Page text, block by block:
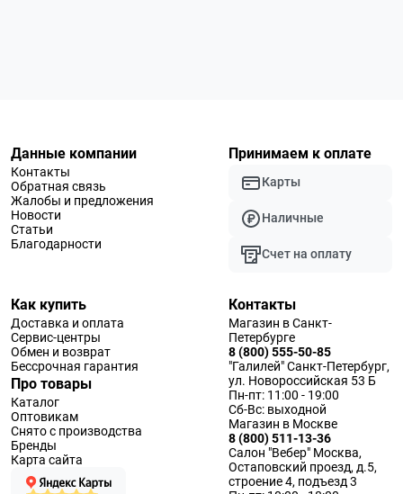
Данные компании
Контакты
Обратная связь
Жалобы и предложения
Новости
Статьи
Благодарности
Принимаем к оплате
Карты
Наличные
Счет на оплату
Как купить
Доставка и оплата
Сервис-центры
Обмен и возврат
Бессрочная гарантия
Про товары
Каталог
Оптовикам
Снято с производства
Бренды
Карта сайта
Контакты
Магазин в Санкт-
Петербурге
8 (800) 555-50-85
"Галилей" Санкт-Петербург,
ул. Новороссийская 53 Б
Пн-пт: 11:00 - 19:00
Сб-Вс: выходной
Магазин в Москве
8 (800) 511-13-36
Салон "Вебер" Москва,
Остаповский проезд, д.5,
строение 4, подъезд 3